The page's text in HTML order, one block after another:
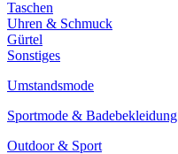
Taschen
Uhren & Schmuck
Gürtel
Sonstiges
Umstandsmode
Sportmode & Badebekleidung
Outdoor & Sport